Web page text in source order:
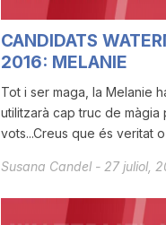
CANDIDATS
2016: MELANIE
Tot i ser maga, la Melanie
utilitzarà cap truc de màgia
vots...Creus que és veritat o
Susana Candel - 27 juliol,